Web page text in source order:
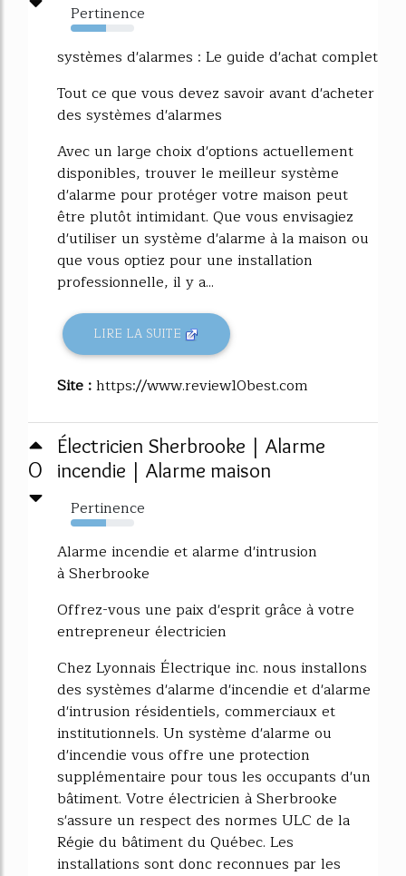
Pertinence
56%
systèmes d'alarmes : Le guide d'achat complet
Tout ce que vous devez savoir avant d'acheter
des systèmes d'alarmes
Avec un large choix d'options actuellement
disponibles, trouver le meilleur système
d'alarme pour protéger votre maison peut
être plutôt intimidant. Que vous envisagiez
d'utiliser un système d'alarme à la maison ou
que vous optiez pour une installation
professionnelle, il y a...
LIRE LA SUITE
Site :https://www.review10best.com
0
Électricien Sherbrooke | Alarme
incendie | Alarme maison
Pertinence
55%
Alarme incendie et alarme d'intrusion
à Sherbrooke
Offrez-vous une paix d'esprit grâce à votre
entrepreneur électricien
Chez Lyonnais Électrique inc. nous installons
des systèmes d'alarme d'incendie et d'alarme
d'intrusion résidentiels, commerciaux et
institutionnels. Un système d'alarme ou
d'incendie vous offre une protection
supplémentaire pour tous les occupants d'un
bâtiment. Votre électricien à Sherbrooke
s'assure un respect des normes ULC de la
Régie du bâtiment du Québec. Les
installations sont donc reconnues par les